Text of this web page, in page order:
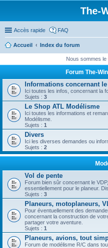
The-
Accès rapide FAQ
Accueil
Index du forum
Nous sommes le
Forum The-
Informations concernant
Ici toutes les infos, concernant la
Sujets : 3
Le Shop ATL Modélisme
Ici toutes les informations et
Modélisme.
Sujets : 1
Divers
Ici les diverses demandes ou
Sujets : 2
Vol de pente
Forum bien sûr concernant le
essentiellement pour le planeur.
Sujets : 3
Planeurs, motoplaneurs,
Pour éventuellement des
concernant la construction de
partager votre aventure.
Sujets : 1
Planeurs, avions, tout
Forum de modélisme R/C dans